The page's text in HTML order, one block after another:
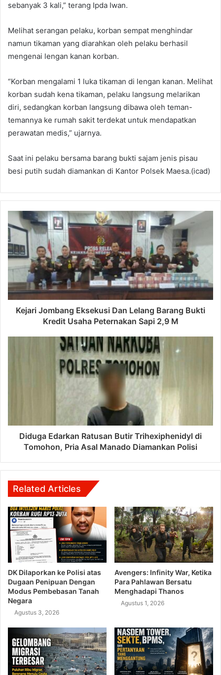
sebanyak 3 kali,” terang Ipda Iwan.
Melihat serangan pelaku, korban sempat menghindar
namun tikaman yang diarahkan oleh pelaku berhasil
mengenai lengan kanan korban.
“Korban mengalami 1 luka tikaman di lengan kanan. Melihat
korban sudah kena tikaman, pelaku langsung melarikan
diri, sedangkan korban langsung dibawa oleh teman-
temannya ke rumah sakit terdekat untuk mendapatkan
perawatan medis,” ujarnya.
Saat ini pelaku bersama barang bukti sajam jenis pisau
besi putih sudah diamankan di Kantor Polsek Maesa.(icad)
Kejari Jombang Eksekusi Dan Lelang Barang Bukti
Kredit Usaha Peternakan Sapi 2,9 M
Diduga Edarkan Ratusan Butir Trihexiphenidyl di
Tomohon, Pria Asal Manado Diamankan Polisi
Related Articles
DK Dilaporkan ke Polisi atas
Dugaan Penipuan Dengan
Modus Pembebasan Tanah
Negara
Agustus 3, 2026
Avengers: Infinity War, Ketika
Para Pahlawan Bersatu
Menghadapi Thanos
Agustus 1, 2026